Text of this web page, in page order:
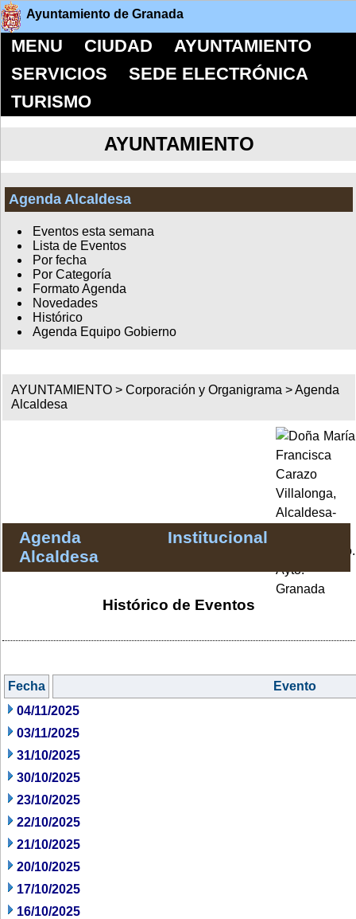
Ayuntamiento de Granada
MENU CIUDAD
AYUNTAMIENTO
SERVICIOS
SEDE ELECTRÓNICA
TURISMO
AYUNTAMIENTO
Agenda Alcaldesa
Eventos esta semana
Lista de Eventos
Por fecha
Por Categoría
Formato Agenda
Novedades
Histórico
Agenda Equipo Gobierno
AYUNTAMIENTO >Corporación y Organigrama >Agenda
Alcaldesa
Agenda Institucional
Alcaldesa
Histórico de Eventos
Fecha
Evento
04/11/2025
03/11/2025
31/10/2025
30/10/2025
23/10/2025
22/10/2025
21/10/2025
20/10/2025
17/10/2025
16/10/2025